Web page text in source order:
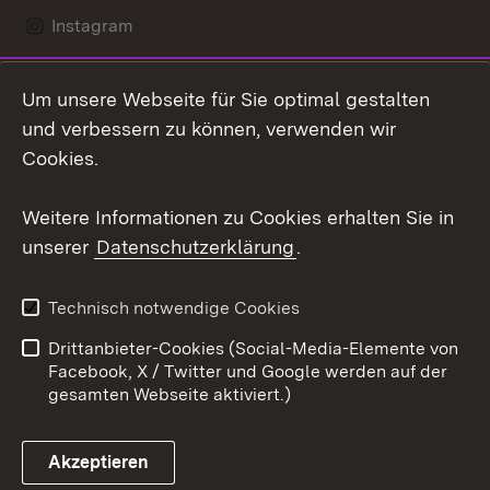
Instagram
Mastodon
Youtube
Link zum Landesportal
Kontakt
Datenschutz
Barrierefreiheit
Impressum Cookies
Um unsere Webseite für Sie optimal gestalten
und verbessern zu können, verwenden wir
Cookies.
Weitere Informationen zu Cookies erhalten Sie in
unserer Datenschutzerklärung.
Technisch notwendige Cookies
Drittanbieter-Cookies (Social-Media-Elemente von
Facebook, X / Twitter und Google werden auf der
gesamten Webseite aktiviert.)
Akzeptieren